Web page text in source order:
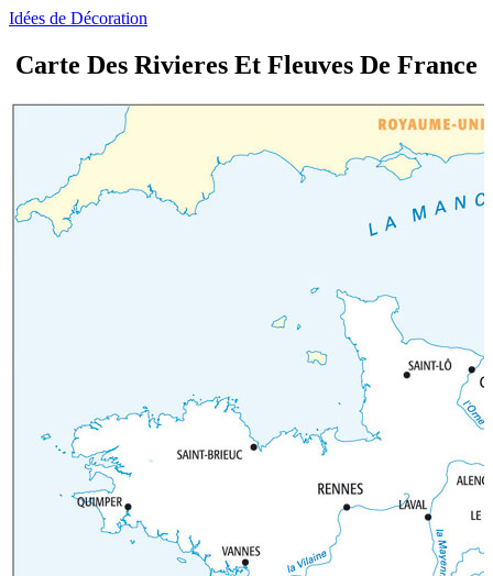
Idées de Décoration
Carte Des Rivieres Et Fleuves De France